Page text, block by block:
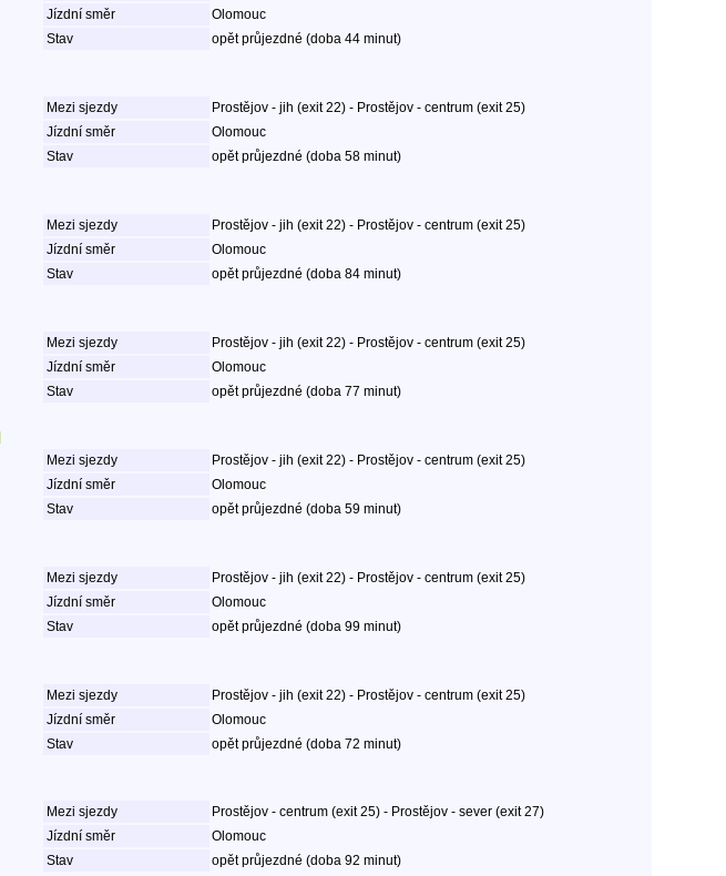
Jízdní směr
Olomouc
Stav opět průjezdné (doba 44 minut)
Mezi sjezdy
Prostějov - jih (exit 22) - Prostějov - centrum (exit 25)
Jízdní směr
Olomouc
Stav opět průjezdné (doba 58 minut)
Mezi sjezdy
Prostějov - jih (exit 22) - Prostějov - centrum (exit 25)
Jízdní směr
Olomouc
Stav opět průjezdné (doba 84 minut)
Mezi sjezdy
Prostějov - jih (exit 22) - Prostějov - centrum (exit 25)
Jízdní směr
Olomouc
Stav opět průjezdné (doba 77 minut)
Mezi sjezdy
Prostějov - jih (exit 22) - Prostějov - centrum (exit 25)
Jízdní směr
Olomouc
Stav opět průjezdné (doba 59 minut)
Mezi sjezdy
Prostějov - jih (exit 22) - Prostějov - centrum (exit 25)
Jízdní směr
Olomouc
Stav opět průjezdné (doba 99 minut)
Mezi sjezdy
Prostějov - jih (exit 22) - Prostějov - centrum (exit 25)
Jízdní směr
Olomouc
Stav opět průjezdné (doba 72 minut)
Mezi sjezdy
Prostějov - centrum (exit 25) - Prostějov - sever (exit 27)
Jízdní směr
Olomouc
Stav opět průjezdné (doba 92 minut)